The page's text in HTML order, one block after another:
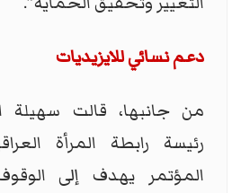
دعم نسائي للايزيديات
من جانبها، قالت سهيلة
رئيسة رابطة المرأة
المؤتمر يهدف إلى